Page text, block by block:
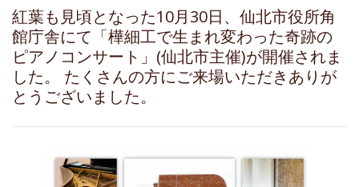
紅葉も見頃となった10月30日、仙北市役所角
館庁舎にて「樺細工で生まれ変わった奇跡の
ピアノコンサート」(仙北市主催)が開催されま
した。 たくさんの方にご来場いただきありが
とうございました。